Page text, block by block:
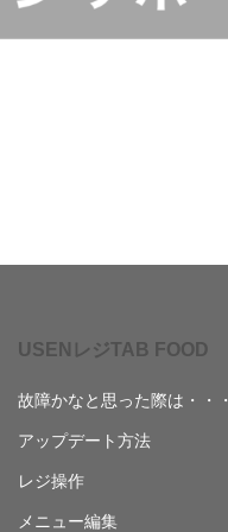
USENレジTAB FOOD
故障かなと思った際は・・・
アップデート方法
レジ操作
メニュー編集